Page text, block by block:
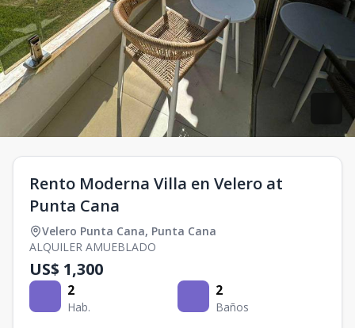
Rento Moderna Villa en Velero at
Punta Cana
Velero Punta Cana, Punta Cana
ALQUILER AMUEBLADO
US$ 1,300
2
Hab.
2
Baños